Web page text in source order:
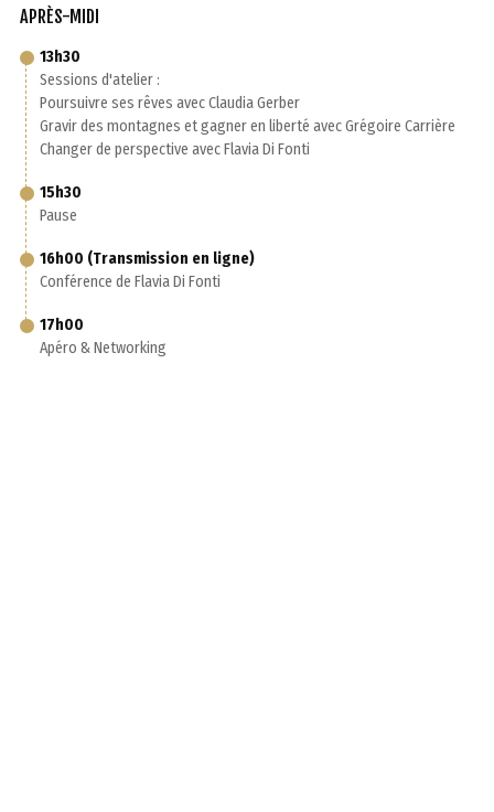
APRÈS-MIDI
13h30
Sessions d'atelier :
Poursuivre ses rêves avec Claudia Gerber
Gravir des montagnes et gagner en liberté avec Grégoire Carrière
Changer de perspective avec Flavia Di Fonti
15h30
Pause
16h00 (Transmission en ligne)
Conférence de Flavia Di Fonti
17h00
Apéro & Networking